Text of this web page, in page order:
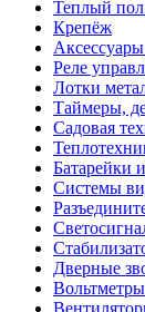
Теплый
Крепёж
Реле
Лотки
Таймеры,
Садовая
Батарейки
Системы
Дверные